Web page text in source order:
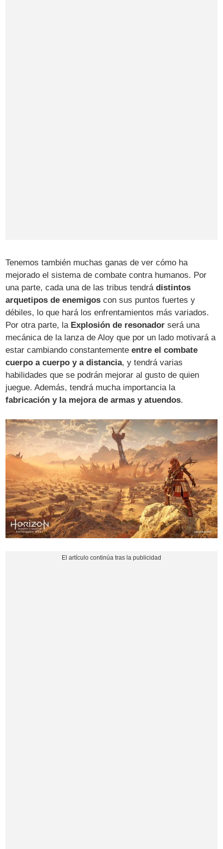
Tenemos también muchas ganas de ver cómo ha
mejorado el sistema de combate contra humanos. Por
una parte, cada una de las tribus tendrádistintos
arquetipos de enemigos con sus puntos fuertes y
débiles, lo que hará los enfrentamientos más variados.
Por otra parte, la Explosión de resonador será una
mecánica de la lanza de Aloy que por un lado motivará a
estar cambiando constantementeentre el combate
cuerpo a cuerpo y a distancia, y tendrá varias
habilidades que se podrán mejorar al gusto de quien
juegue. Además, tendrá mucha importancia la
fabricación y la mejora de armas y atuendos.